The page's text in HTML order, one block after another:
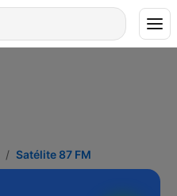
Satélite 87 FM